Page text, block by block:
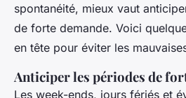
spontanéité, mieux vaut
de forte demande. Voici
en tête pour éviter les
Anticiper les périodes de
Les week-ends, jours fériés et